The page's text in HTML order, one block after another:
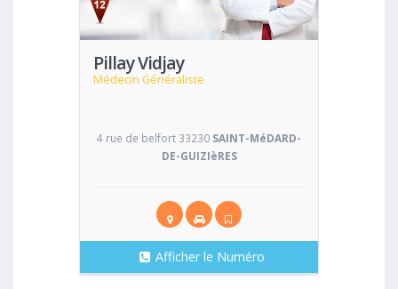
Pillay Vidjay
Médecin Généraliste
4 rue de belfort 33230 SAINT-MéDARD-
DE-GUIZIèRES
Afficher le Numéro